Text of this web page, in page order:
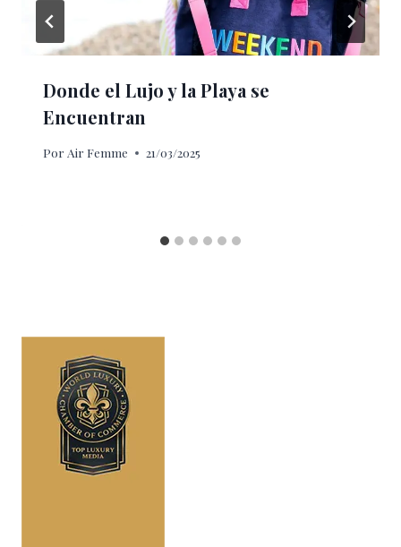
Donde el Lujo y la Playa se
Encuentran
Por Air Femme 21/03/2025